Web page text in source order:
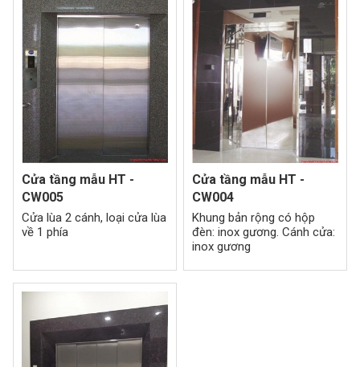
Cửa tầng mẫu HT -
CW005
Cửa lùa 2 cánh, loại cửa lùa
về 1 phía
Cửa tầng mẫu HT -
CW004
Khung bản rộng có hộp
đèn: inox gương. Cánh cửa:
inox gương